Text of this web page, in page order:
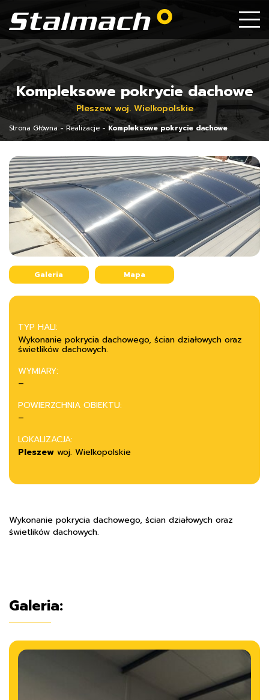
Kompleksowe pokrycie dachowe
Pleszew woj. Wielkopolskie
Strona Główna - Realizacje - Kompleksowe pokrycie dachowe
Galeria Mapa
TYP HALI:
Wykonanie pokrycia dachowego, ścian działowych oraz
świetlików dachowych.
WYMIARY:
–
POWIERZCHNIA OBIEKTU:
–
LOKALIZACJA:
Pleszew woj. Wielkopolskie
Wykonanie pokrycia dachowego, ścian działowych oraz
świetlików dachowych.
Galeria: